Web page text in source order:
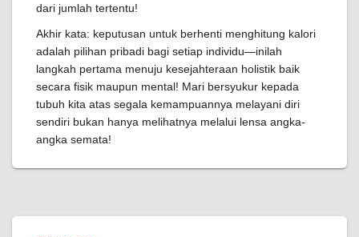
dari jumlah tertentu!
Akhir kata: keputusan untuk berhenti menghitung kalori
adalah pilihan pribadi bagi setiap individu—inilah
langkah pertama menuju kesejahteraan holistik baik
secara fisik maupun mental! Mari bersyukur kepada
tubuh kita atas segala kemampuannya melayani diri
sendiri bukan hanya melihatnya melalui lensa angka-
angka semata!